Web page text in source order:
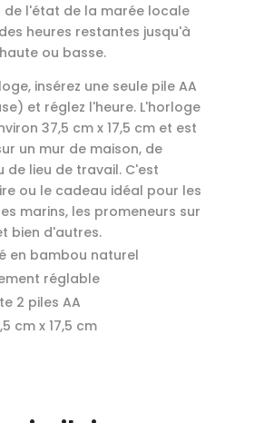
de l'état de la marée locale
heures restantes jusqu'à
ou basse.
insérez une seule pile AA
et réglez l'heure. L'horloge
37,5 cm x 17,5 cm et est
un mur de maison, de
de lieu de travail. C'est
ou le cadeau idéal pour les
marins, les promeneurs sur
bien d'autres.
en bambou naturel
réglable
2 piles AA
cm x 17,5 cm